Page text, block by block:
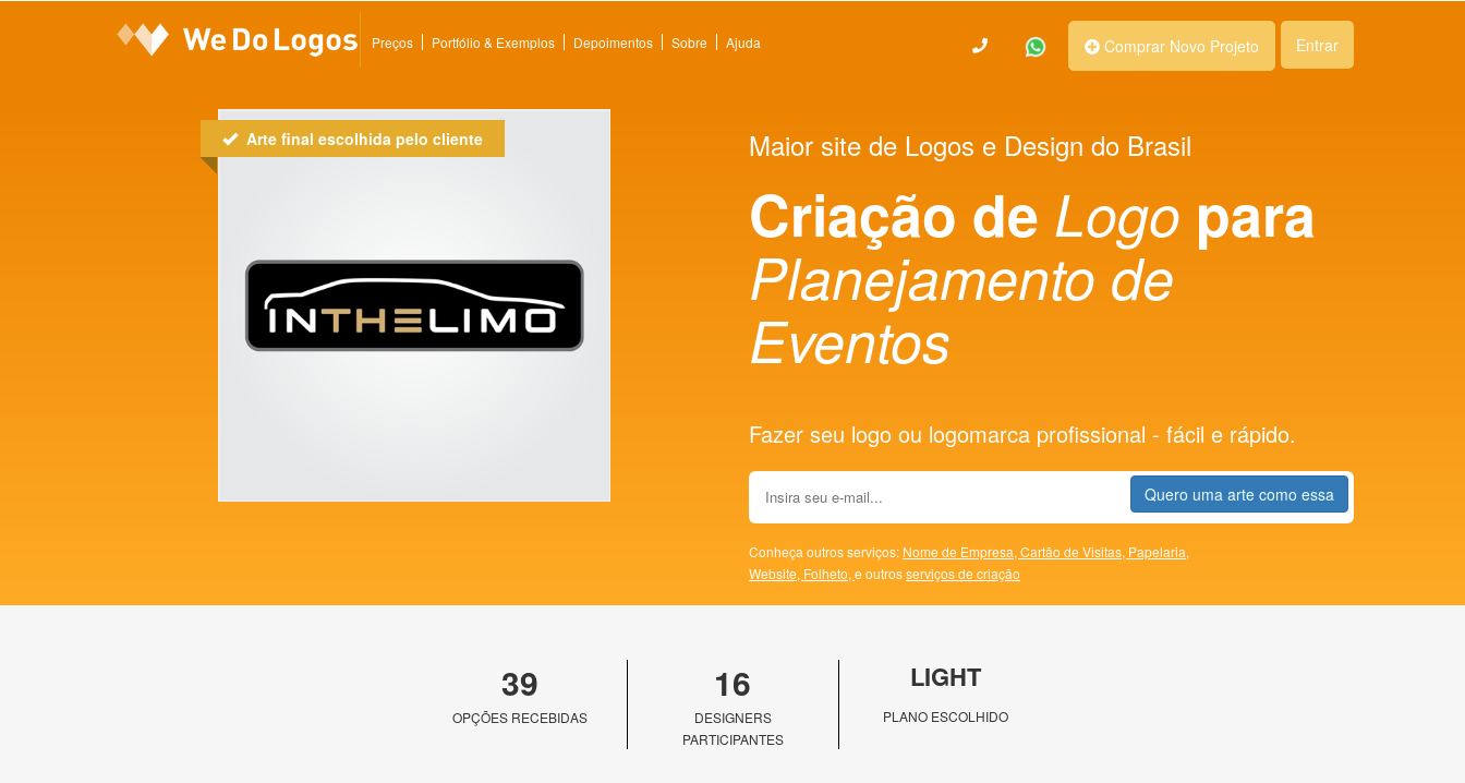
Preços Portfólio & Exemplos Depoimentos Sobre Ajuda Comprar Novo Projeto Entrar
Arte final escolhida pelo cliente Maior site de Logos e Design do Brasil
Criação de Logo para
Planejamento de
Eventos
Fazer seu logo ou logomarca profissional - fácil e rápido.
Quero uma arte como essa
Conheça outros serviços: Nome de Empresa, Cartão de Visitas, Papelaria,
Website, Folheto, e outrosserviços de criação
39
OPÇÕES RECEBIDAS
16
DESIGNERS
PARTICIPANTES
LIGHT
PLANO ESCOLHIDO